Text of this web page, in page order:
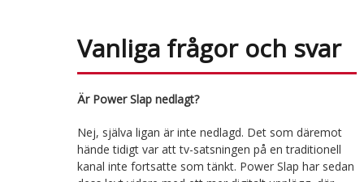
Vanliga frågor och svar
Är Power Slap nedlagt?
Nej, själva ligan är inte nedlagd. Det som däremot
hände tidigt var att tv-satsningen på en traditionell
kanal inte fortsatte som tänkt. Power Slap har sedan